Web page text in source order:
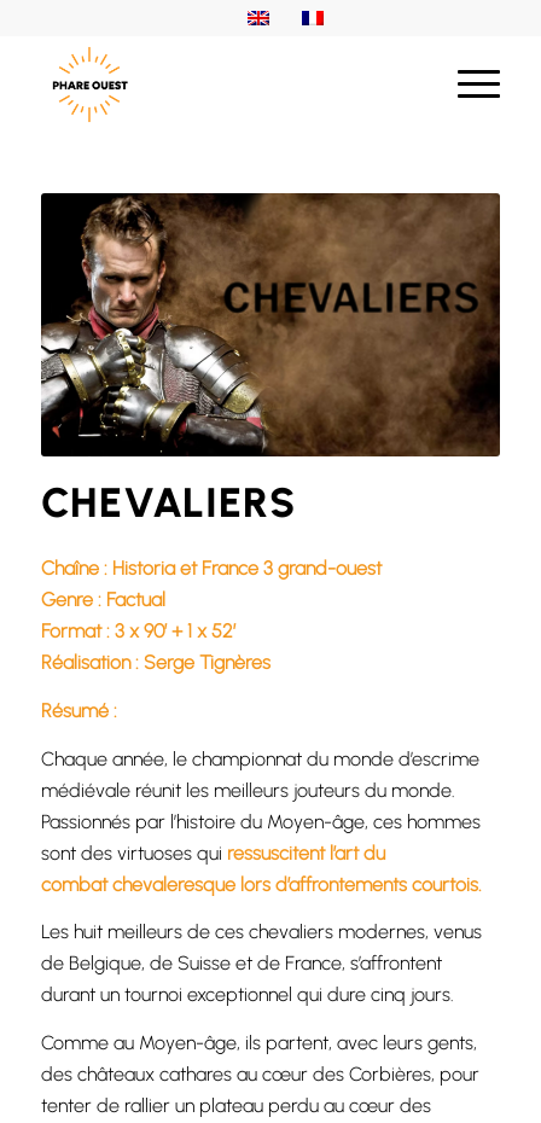
CHEVALIERS
Chaîne : Historia et France 3 grand-ouest
Genre : Factual
Format : 3 x 90’ + 1 x 52’
Réalisation : Serge Tignères
Résumé :
Chaque année, le championnat du monde d’escrime
médiévale réunit les meilleurs jouteurs du monde.
Passionnés par l’histoire du Moyen-âge, ces hommes
sont des virtuoses qui ressuscitent l’art du
combat chevaleresque lors d’affrontements courtois.
Les huit meilleurs de ces chevaliers modernes, venus
de Belgique, de Suisse et de France, s’affrontent
durant un tournoi exceptionnel qui dure cinq jours.
Comme au Moyen-âge, ils partent, avec leurs gents,
des châteaux cathares au cœur des Corbières, pour
tenter de rallier un plateau perdu au cœur des